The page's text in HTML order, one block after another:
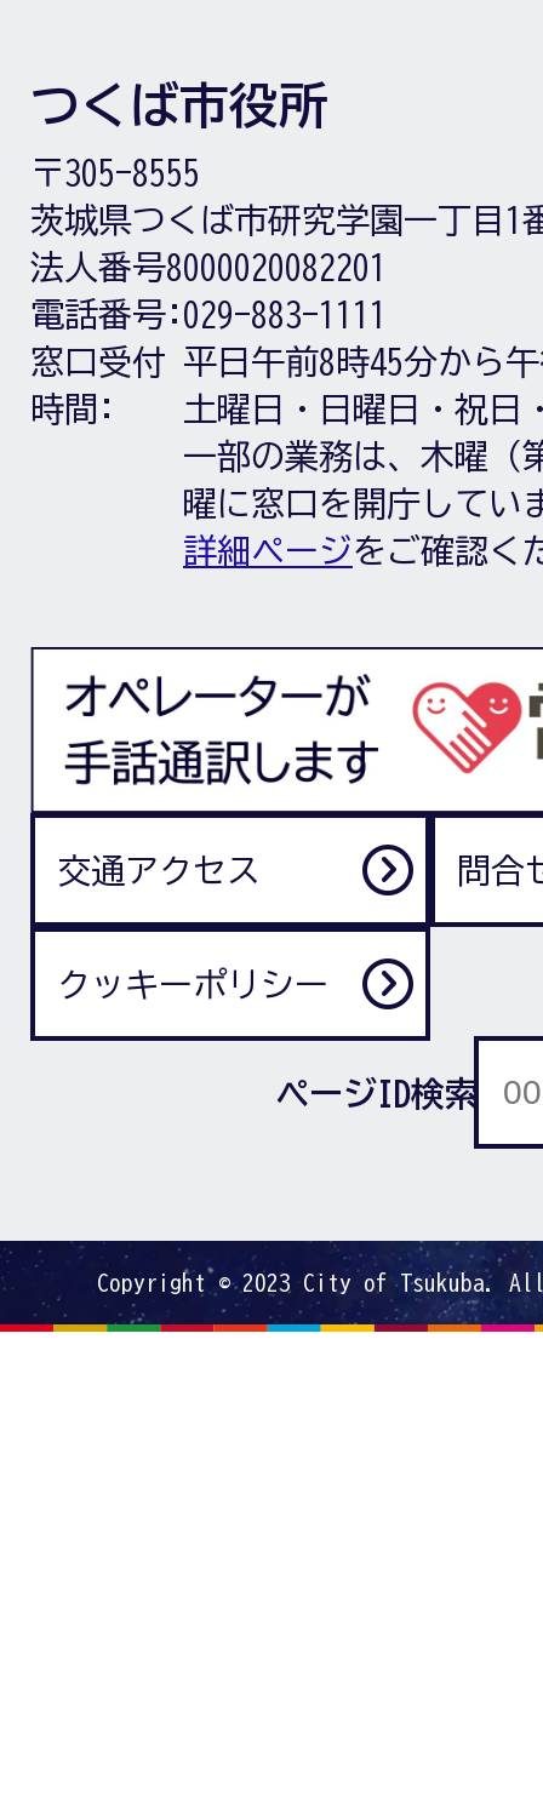
つくば市役所
〒305-8555
茨城県つくば市研究学園一丁目1
法人番号8000020082201
電話番号: 029-883-1111
窓口受付
時間:
平日午前8時45分から
土曜日・日曜日・祝日
一部の業務は、木曜（
曜に窓口を開庁してい
詳細ページをご確認く
交通アクセス 問合
クッキーポリシー
ページID検索
Copyright © 2023 City of Tsukuba.